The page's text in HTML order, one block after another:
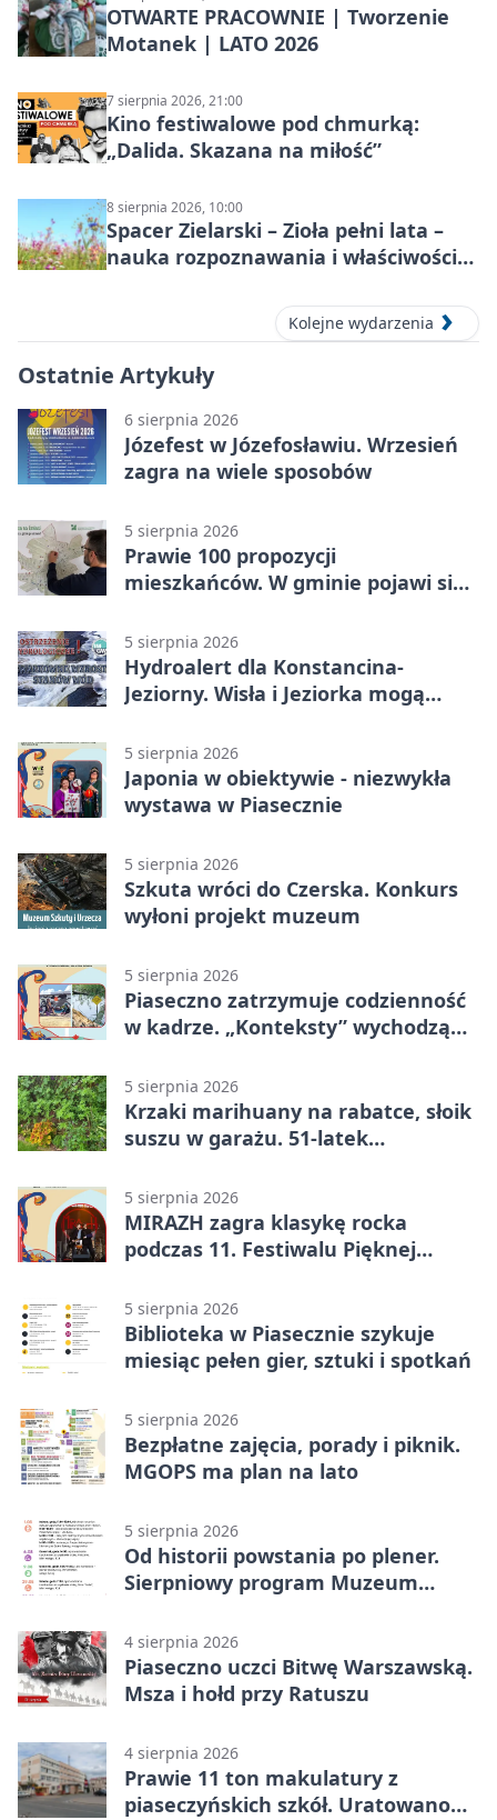
OTWARTE PRACOWNIE | Tworzenie
Motanek | LATO 2026
7 sierpnia 2026, 21:00
Kino festiwalowe pod chmurką:
„Dalida. Skazana na miłość”
8 sierpnia 2026, 10:00
Spacer Zielarski – Zioła pełni lata –
nauka rozpoznawania i właściwości
Kolejne wydarzenia
Ostatnie Artykuły
6 sierpnia 2026
Józefest w Józefosławiu. Wrzesień
zagra na wiele sposobów
5 sierpnia 2026
Prawie 100 propozycji
mieszkańców. W gminie pojawi się
5 sierpnia 2026
Hydroalert dla Konstancina-
Jeziorny. Wisła i Jeziorka mogą
5 sierpnia 2026
Japonia w obiektywie - niezwykła
wystawa w Piasecznie
5 sierpnia 2026
Szkuta wróci do Czerska. Konkurs
wyłoni projekt muzeum
5 sierpnia 2026
Piaseczno zatrzymuje codzienność
w kadrze. „Konteksty” wychodzą
5 sierpnia 2026
Krzaki marihuany na rabatce, słoik
suszu w garażu. 51-latek
5 sierpnia 2026
MIRAZH zagra klasykę rocka
podczas 11. Festiwalu Pięknej
5 sierpnia 2026
Biblioteka w Piasecznie szykuje
miesiąc pełen gier, sztuki i spotkań
5 sierpnia 2026
Bezpłatne zajęcia, porady i piknik.
MGOPS ma plan na lato
5 sierpnia 2026
Od historii powstania po plener.
Sierpniowy program Muzeum
4 sierpnia 2026
Piaseczno uczci Bitwę Warszawską.
Msza i hołd przy Ratuszu
4 sierpnia 2026
Prawie 11 ton makulatury z
piaseczyńskich szkół. Uratowano